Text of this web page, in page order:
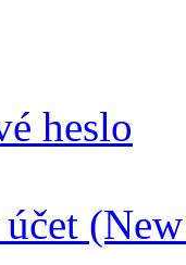
heslo